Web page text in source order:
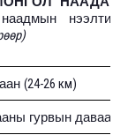
нээлтийн
(24-26 км)
гурвын даваа